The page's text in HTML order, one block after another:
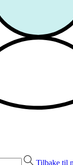
Tilbake til